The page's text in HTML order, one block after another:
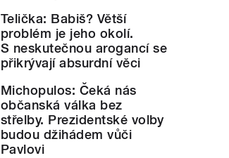
Telička: Babiš? Větší
problém je jeho okolí.
S neskutečnou arogancí se
přikrývají absurdní věci
Michopulos: Čeká nás
občanská válka bez
střelby. Prezidentské volby
budou džihádem vůči
Pavlovi